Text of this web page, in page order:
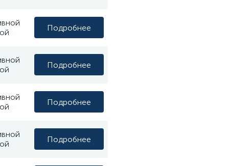
Подробнее
Подробнее
Подробнее
Подробнее